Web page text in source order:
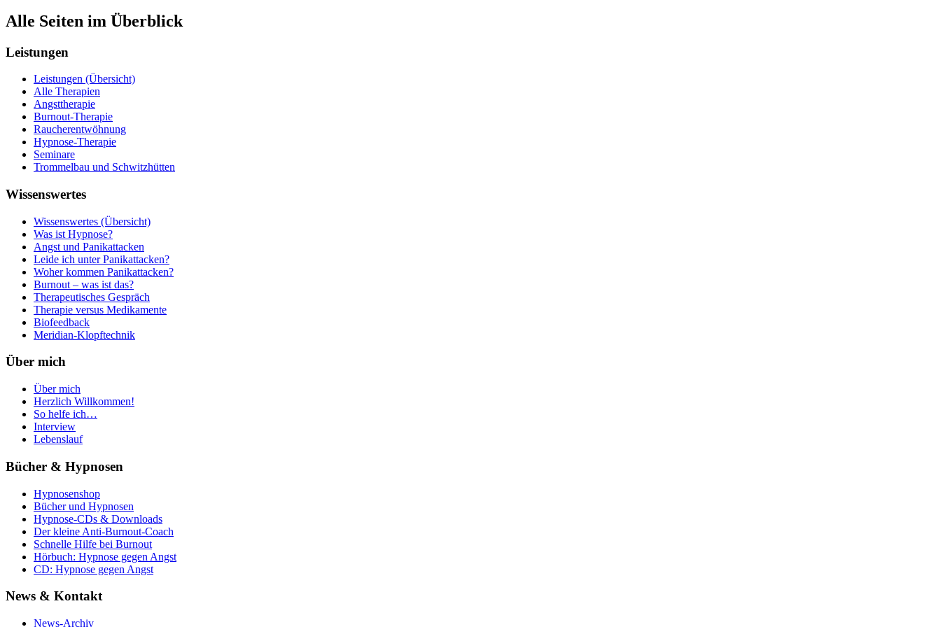
Alle Seiten im Überblick
Leistungen
Leistungen (Übersicht)
Alle Therapien
Angsttherapie
Burnout-Therapie
Raucherentwöhnung
Hypnose-Therapie
Seminare
Trommelbau und Schwitzhütten
Wissenswertes
Wissenswertes (Übersicht)
Was ist Hypnose?
Angst und Panikattacken
Leide ich unter Panikattacken?
Woher kommen Panikattacken?
Burnout – was ist das?
Therapeutisches Gespräch
Therapie versus Medikamente
Biofeedback
Meridian-Klopftechnik
Über mich
Über mich
Herzlich Willkommen!
So helfe ich…
Interview
Lebenslauf
Bücher & Hypnosen
Hypnosenshop
Bücher und Hypnosen
Hypnose-CDs & Downloads
Der kleine Anti-Burnout-Coach
Schnelle Hilfe bei Burnout
Hörbuch: Hypnose gegen Angst
CD: Hypnose gegen Angst
News & Kontakt
News-Archiv